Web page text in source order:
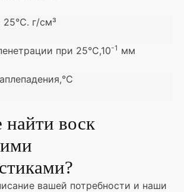
25℃. г/см³
при 25℃,10-1 мм
воск
вашей потребности и наши